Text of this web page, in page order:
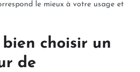
le mieux à votre usage et
choisir un
de